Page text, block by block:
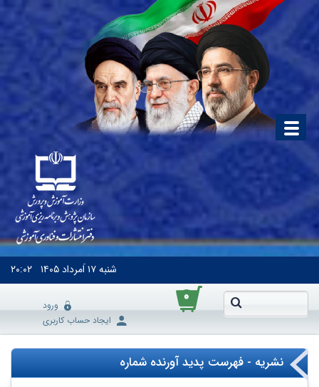
شنبه۱۷ اَمرداد ۱۴۰۵ ۲۰:۰۲
۰
ورود
ایجاد حساب کاربری
نشریه - فهرست پدید آورنده شماره